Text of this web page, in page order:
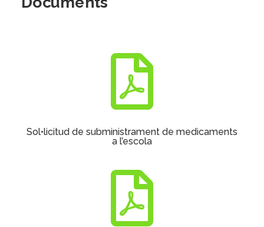

Sol•licitud de subministrament de medicaments
a l’escola
